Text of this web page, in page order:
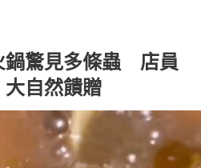
鍋驚見多條蟲 店員
自然饋贈